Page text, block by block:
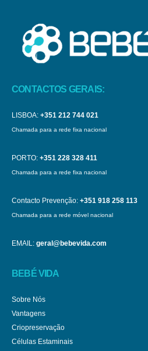
CONTACTOS GERAIS:
LISBOA: +351 212 744 021
Chamada para a rede fixa nacional
PORTO: +351 228 328 411
Chamada para a rede fixa nacional
Contacto Prevenção: +351 918 258 113
Chamada para a rede móvel nacional
EMAIL: geral@bebevida.com
BEBÉ VIDA
Sobre Nós
Vantagens
Criopreservação
Células Estaminais